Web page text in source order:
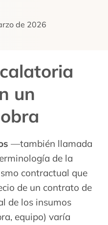
de 2026
un
—también llamada
de la
contractual que
de un contrato de
de los insumos
equipo) varía